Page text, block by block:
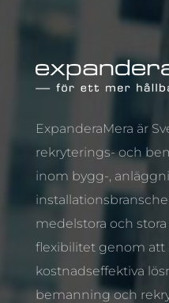
ExpanderaMera är
rekryterings- och
inom bygg-,
medelstora och
flexibilitet genom att
kostnadseffektiva
bemanning och